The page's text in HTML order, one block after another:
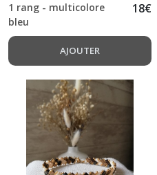
1 rang - multicolore
bleu
18€
AJOUTER